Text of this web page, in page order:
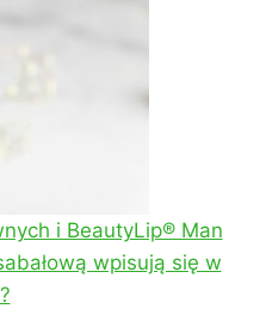
i BeautyLip® Man
wpisują się w